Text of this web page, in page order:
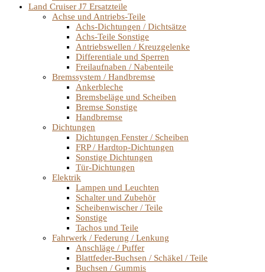
Land Cruiser J7 Ersatzteile
Achse und Antriebs-Teile
Achs-Dichtungen / Dichtsätze
Achs-Teile Sonstige
Antriebswellen / Kreuzgelenke
Differentiale und Sperren
Freilaufnaben / Nabenteile
Bremssystem / Handbremse
Ankerbleche
Bremsbeläge und Scheiben
Bremse Sonstige
Handbremse
Dichtungen
Dichtungen Fenster / Scheiben
FRP / Hardtop-Dichtungen
Sonstige Dichtungen
Tür-Dichtungen
Elektrik
Lampen und Leuchten
Schalter und Zubehör
Scheibenwischer / Teile
Sonstige
Tachos und Teile
Fahrwerk / Federung / Lenkung
Anschläge / Puffer
Blattfeder-Buchsen / Schäkel / Teile
Buchsen / Gummis